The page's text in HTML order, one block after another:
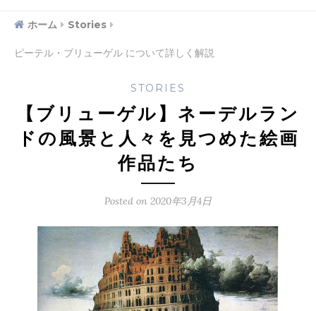
ホーム Stories
ピーテル・ブリューゲル について詳しく解説
STORIES
【ブリューゲル】ネーデルラン
ドの風景と人々を見つめた絵画
作品たち
Posted on 2020年3月4日